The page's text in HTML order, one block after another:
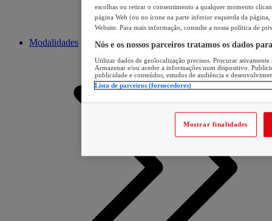
Modalidades
escolhas ou retirar o consentimento a qualquer momento
página Web (ou no ícone na parte inferior esquerda da página,
Website. Para mais informação, consulte a nossa política de
Nós e os nossos parceiros tratamos os dados
Utilizar dados de geolocalização precisos. Procurar
Armazenar e/ou aceder a informações num dispositivo.
publicidade e conteúdos, estudos de audiência e
Lista de parceiros (fornecedores)
Mostrar finalidades